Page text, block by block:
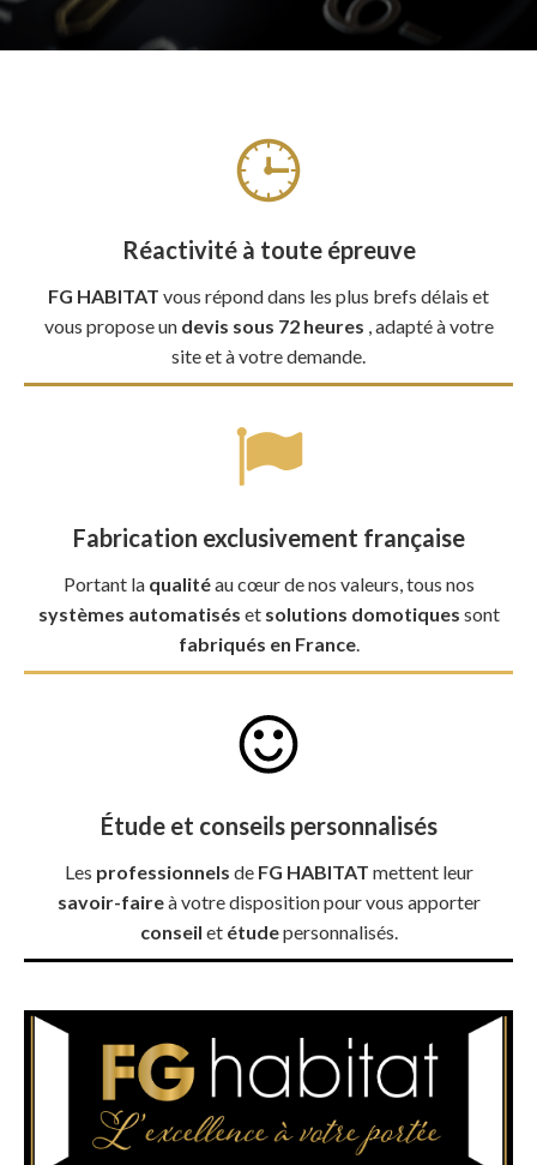
Réactivité à toute épreuve
FG HABITAT vous répond dans les plus brefs délais et
vous propose un devis sous 72 heures , adapté à votre
site et à votre demande.
Fabrication exclusivement française
Portant la qualitéau cœur de nos valeurs, tous nos
systèmes automatisés et solutions domotiques sont
fabriqués en France.
Étude et conseils personnalisés
Les professionnels de FG HABITAT mettent leur
savoir-faireà votre disposition pour vous apporter
conseil et étudepersonnalisés.